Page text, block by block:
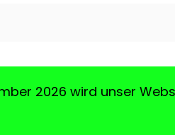
2026 wird unser